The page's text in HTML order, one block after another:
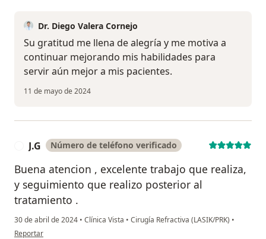
Dr. Diego Valera Cornejo
Su gratitud me llena de alegría y me motiva a
continuar mejorando mis habilidades para
servir aún mejor a mis pacientes.
11 de mayo de 2024
J.G Número de teléfono verificado
Buena atencion , excelente trabajo que realiza,
y seguimiento que realizo posterior al
tratamiento .
30 de abril de 2024 • Clínica Vista • Cirugía Refractiva (LASIK/PRK) •
en opinión del usuario J.G
Reportar